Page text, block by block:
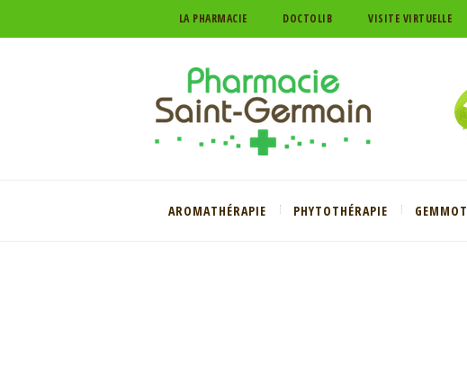
LA PHARMACIE DOCTOLIB VISITE VIRTUELLE
AROMATHÉRAPIE PHYTOTHÉRAPIE